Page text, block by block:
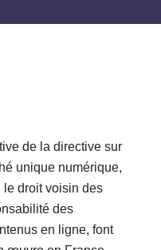
de la directive sur
unique numérique,
le droit voisin des
des
en ligne, font